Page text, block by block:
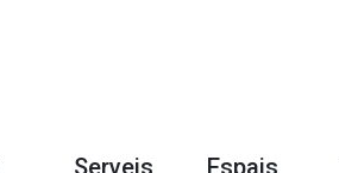
Serveis Espais